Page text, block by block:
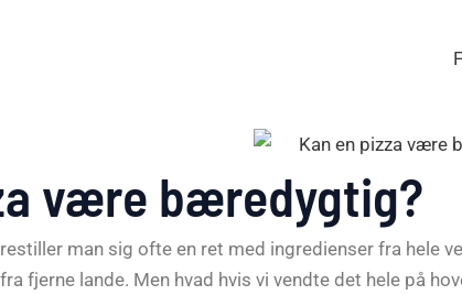
være bæredygtig?
man sig ofte en ret med ingredienser fra hele
fjerne lande. Men hvad hvis vi vendte det hele på